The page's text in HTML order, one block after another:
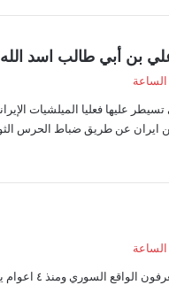
بن أبي طالب اسد
عليها فعليا الميلشيات
ايران عن طريق ضباط الحرس
الخبراء